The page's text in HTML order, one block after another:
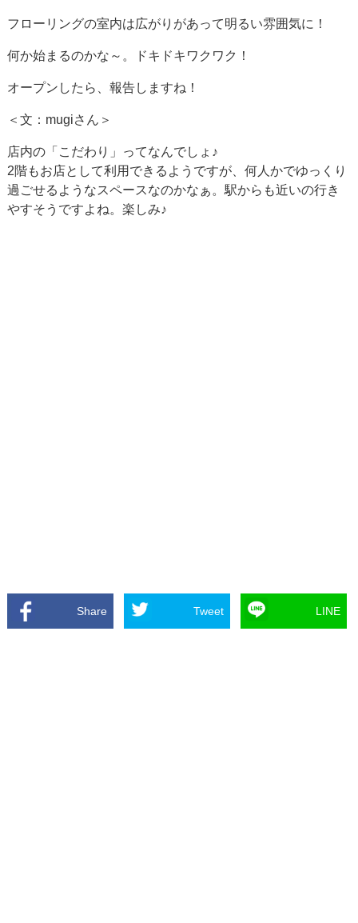
フローリングの室内は広がりがあって明るい雰囲気に！
何か始まるのかな～。ドキドキワクワク！
オープンしたら、報告しますね！
＜文：mugiさん＞
店内の「こだわり」ってなんでしょ♪
2階もお店として利用できるようですが、何人かでゆっくり
過ごせるようなスペースなのかなぁ。駅からも近いの行き
やすそうですよね。楽しみ♪
Share Tweet LINE